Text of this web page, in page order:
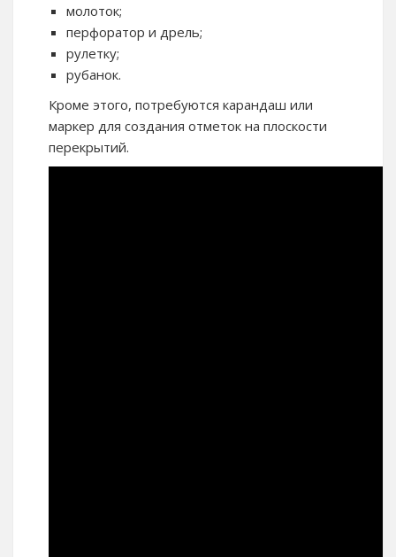
молоток;
перфоратор и дрель;
рулетку;
рубанок.
Кроме этого, потребуются карандаш или
маркер для создания отметок на плоскости
перекрытий.